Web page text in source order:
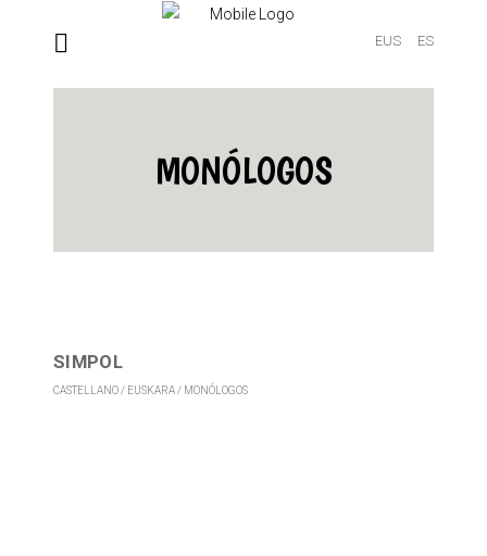
EUS ES
MONÓLOGOS
SIMPOL
CASTELLANO EUSKARA MONÓLOGOS